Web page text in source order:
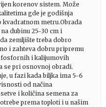
korenov sistem. Može
gde je godišnja
kvadratnom metru.Obrada
dubinu 25-30 cm i
zemljište treba dobro
i zahteva dobru pripremu
fosfornih i kalijumovih
se pri osnovnoj obradi.
u fazi kada biljka ima 5-6
od načina
i količina semena za
prema toploti i u našim